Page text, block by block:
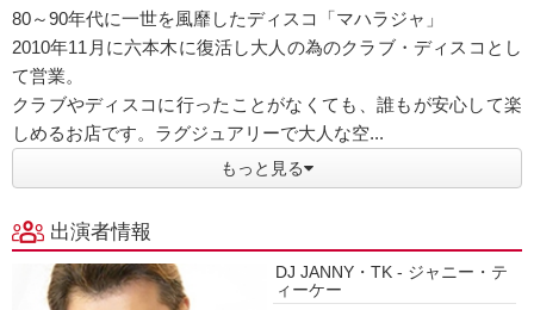
80～90年代に一世を風靡したディスコ「マハラジャ」
2010年11月に六本木に復活し大人の為のクラブ・ディスコとし
て営業。
クラブやディスコに行ったことがなくても、誰もが安心して楽
しめるお店です。ラグジュアリーで大人な空...
もっと見る
出演者情報
DJ JANNY・TK - ジャニー・テ
ィーケー